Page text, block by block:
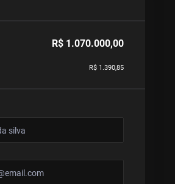
R$ 1.070.000,00
R$ 1.390,85